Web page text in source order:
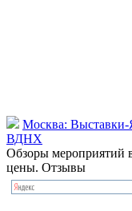
Москва:
ВДНХ
Обзоры мероприятий
цены. Отзывы